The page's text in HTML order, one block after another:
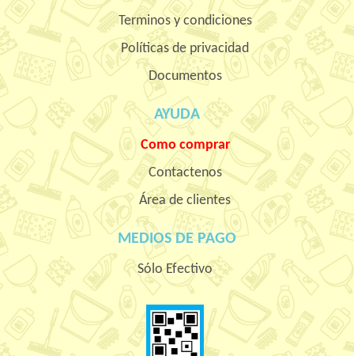
Terminos y condiciones
Políticas de privacidad
Documentos
AYUDA
Como comprar
Contactenos
Área de clientes
MEDIOS DE PAGO
Sólo Efectivo